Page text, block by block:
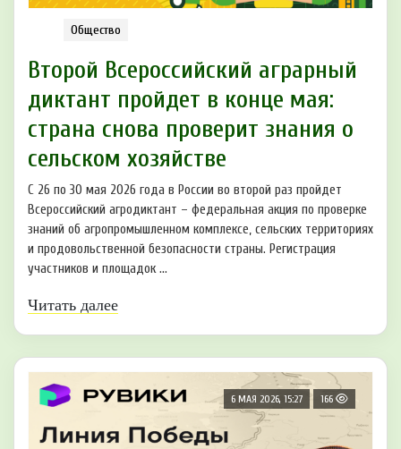
Общество
Второй Всероссийский аграрный
диктант пройдет в конце мая:
страна снова проверит знания о
сельском хозяйстве
С 26 по 30 мая 2026 года в России во второй раз пройдет
Всероссийский агродиктант – федеральная акция по проверке
знаний об агропромышленном комплексе, сельских территориях
и продовольственной безопасности страны. Регистрация
участников и площадок ...
Читать далее
6 МАЯ 2026, 15:27 166